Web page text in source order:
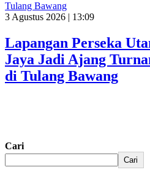
Tulang Bawang
3 Agustus 2026 | 13:09
Lapangan Perseka
Jaya Jadi Ajang
di Tulang Bawang
Cari
Cari